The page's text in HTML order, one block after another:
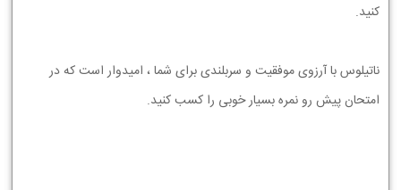
کنید.
ناتیلوس با آرزوی موفقیت و سربلندی برای شما ، امیدوار است که در
امتحان پیش رو نمره بسیار خوبی را کسب کنید.